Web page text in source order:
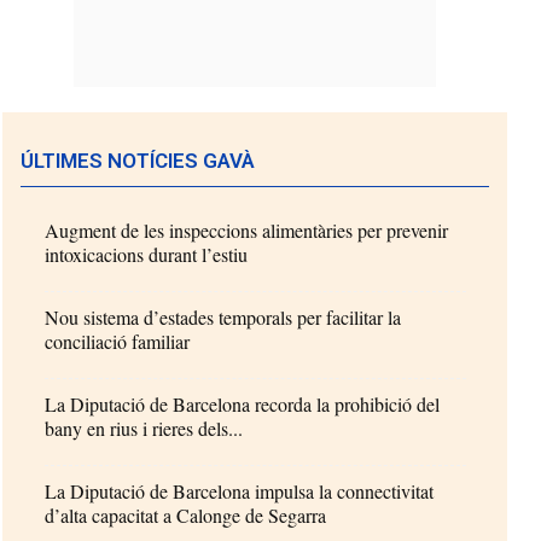
ÚLTIMES NOTÍCIES GAVÀ
Augment de les inspeccions alimentàries per prevenir
intoxicacions durant l’estiu
Nou sistema d’estades temporals per facilitar la
conciliació familiar
La Diputació de Barcelona recorda la prohibició del
bany en rius i rieres dels...
La Diputació de Barcelona impulsa la connectivitat
d’alta capacitat a Calonge de Segarra